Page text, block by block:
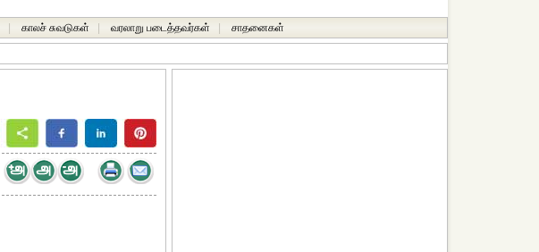
காலச் சுவடுகள் வரலாறு படைத்தவர்கள் சாதனைகள்‎